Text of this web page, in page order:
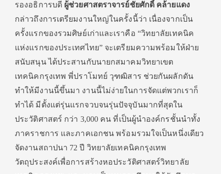
รองอธิการบดี ผู้ช่วยศาสตราจารย์ชัยศักดิ์ คล้ายแดง
กล่าวถึงการเตรียมงานใหญ่ในครั้งนี้ว่า เนื่องจากเป็น
ครั้งแรกของรวมศิษย์เก่าและเราคือ “วิทยาลัยเทคนิค
แห่งแรกของประเทศไทย” จะเตรียมความพร้อมให้ฝ่าย
สนับสนุน ได้ประสานกับนายกสมาคมวิทยาเขต
เทคนิคกรุงเทพ พี่ปราโมทย์ วุฑฒิสาร ช่วยกันผลักดัน
ทำให้มีงานนี้ขึ้นมา งานนี้ไม่ง่ายในการจัดแต่พวกเราก็
ทำได้ มีตั้งแต่รุ่นแรกจวบจนรุ่นปัจจุบันมากที่สุดใน
ประวัติศาสตร์ กว่า 3,000 คน ที่เป็นผู้นำองค์กรชั้นนำทั้ง
ภาคราชการ และภาคเอกชน พร้อมรวมใจเป็นหนึ่งเดียว
จัดงานสถาปนา 72 ปี วิทยาลัยเทคนิคกรุงเทพ
วัตถุประสงค์เพื่อการสร้างหอประวัติศาสตร์วิทยาลัย